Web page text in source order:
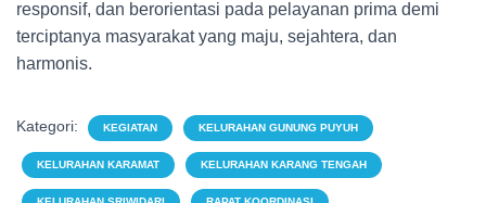
responsif, dan berorientasi pada pelayanan prima demi
terciptanya masyarakat yang maju, sejahtera, dan
harmonis.
Kategori: KEGIATAN KELURAHAN GUNUNG PUYUH
KELURAHAN KARAMAT KELURAHAN KARANG TENGAH